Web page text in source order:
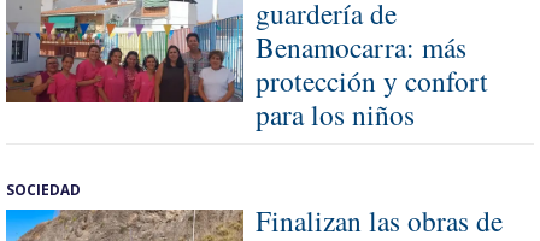
guardería de
Benamocarra: más
protección y confort
para los niños
SOCIEDAD
Finalizan las obras de